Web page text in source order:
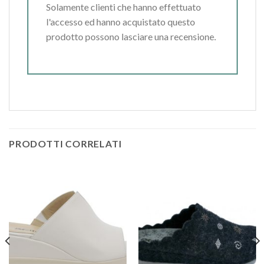
Solamente clienti che hanno effettuato
l'accesso ed hanno acquistato questo
prodotto possono lasciare una recensione.
PRODOTTI CORRELATI